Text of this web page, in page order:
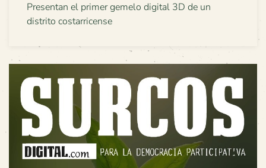
Presentan el primer gemelo digital 3D de un
distrito costarricense